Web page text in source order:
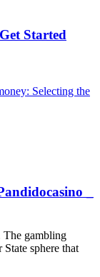
Started
Selecting the
_
The gambling
sphere that